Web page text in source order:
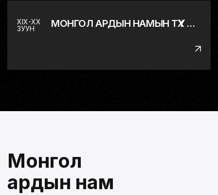
XIX-XX
ЗУУН
МОНГОЛ АРДЫН НАМЫН ТҮҮХ БОЛ ХХ ЗУУНЫ МОНГОЛЫН ТУСГААР ТОГТНОЛЫН ТЭМЦЛИЙН ТҮҮХ
Монгол
ардын нам